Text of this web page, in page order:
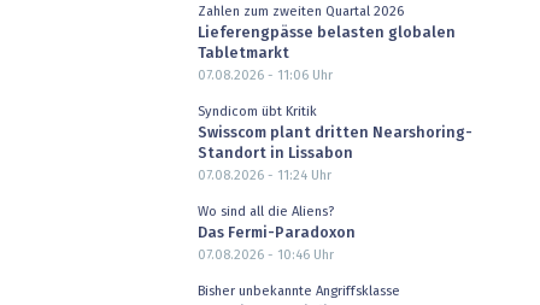
Zahlen zum zweiten Quartal 2026
Lieferengpässe belasten globalen
Tabletmarkt
07.08.2026 - 11:06Uhr
Syndicom übt Kritik
Swisscom plant dritten Nearshoring-
Standort in Lissabon
07.08.2026 - 11:24Uhr
Wo sind all die Aliens?
Das Fermi-Paradoxon
07.08.2026 - 10:46Uhr
Bisher unbekannte Angriffsklasse